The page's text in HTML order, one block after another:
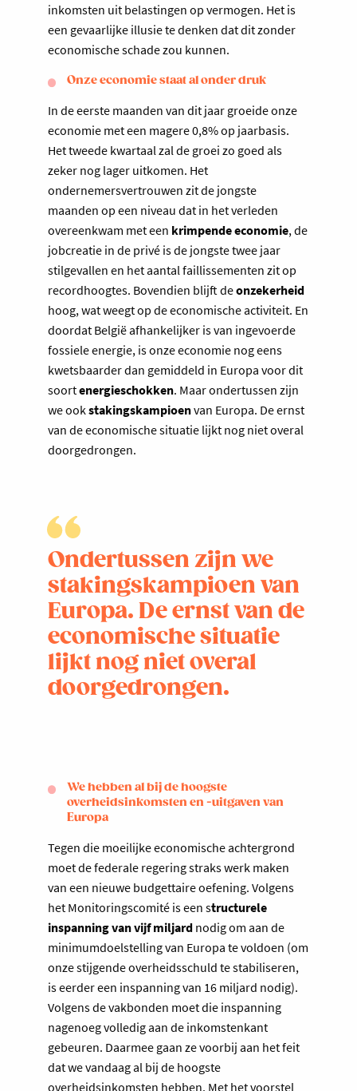
inkomsten uit belastingen op vermogen. Het is
een gevaarlijke illusie te denken dat dit zonder
economische schade zou kunnen.
Onze economie staat al onder druk
In de eerste maanden van dit jaar groeide onze
economie met een magere 0,8% op jaarbasis.
Het tweede kwartaal zal de groei zo goed als
zeker nog lager uitkomen. Het
ondernemersvertrouwen zit de jongste
maanden op een niveau dat in het verleden
overeenkwam met een krimpende economie, de
jobcreatie in de privé is de jongste twee jaar
stilgevallen en het aantal faillissementen zit op
recordhoogtes. Bovendien blijft deonzekerheid
hoog, wat weegt op de economische activiteit. En
doordat België afhankelijker is van ingevoerde
fossiele energie, is onze economie nog eens
kwetsbaarder dan gemiddeld in Europa voor dit
soortenergieschokken. Maar ondertussen zijn
we ookstakingskampioenvan Europa. De ernst
van de economische situatie lijkt nog niet overal
doorgedrongen.
Ondertussen zijn we
stakingskampioen van
Europa. De ernst van de
economische situatie
lijkt nog niet overal
doorgedrongen.
We hebben al bij de hoogste
overheidsinkomsten en -uitgaven van
Europa
Tegen die moeilijke economische achtergrond
moet de federale regering straks werk maken
van een nieuwe budgettaire oefening. Volgens
het Monitoringscomité is een structurele
inspanning van vijf miljard nodig om aan de
minimumdoelstelling van Europa te voldoen (om
onze stijgende overheidsschuld te stabiliseren,
is eerder een inspanning van 16 miljard nodig).
Volgens de vakbonden moet die inspanning
nagenoeg volledig aan de inkomstenkant
gebeuren. Daarmee gaan ze voorbij aan het feit
dat we vandaag al bij de hoogste
overheidsinkomsten hebben. Met het voorstel